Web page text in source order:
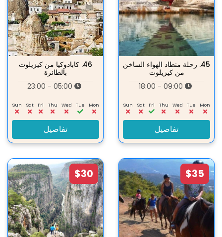
45. رحلة منطاد الهواء الساخن
من کیزیلوت
Mon
Tue
Wed
Thu
Fri
Sat
Sun
تفاصيل
46. كابادوكيا من كيزيلوت
بالطائرة
Mon
Tue
Wed
Thu
Fri
Sat
Sun
تفاصيل
$35
$30